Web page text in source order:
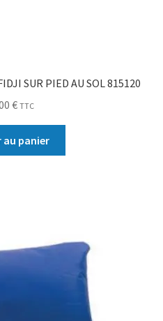
SUR PIED AU SOL 815120
€ TTC
panier